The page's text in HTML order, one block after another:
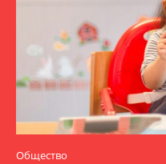
Общество